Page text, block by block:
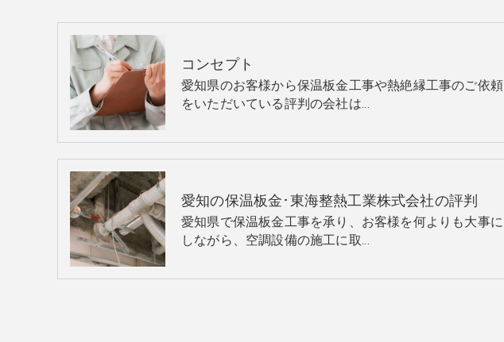
コンセプト
愛知県のお客様から保温板金工事や熱絶縁工事のご依頼
をいただいている評判の会社は…
愛知の保温板金･東海整熱工業株式会社の評判
愛知県で保温板金工事を承り、お客様を何よりも大事に
しながら、空調設備の施工に取…